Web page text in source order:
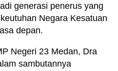
generasi penerus yang
Negara Kesatuan
depan.
Negeri 23 Medan, Dra
sambutannya